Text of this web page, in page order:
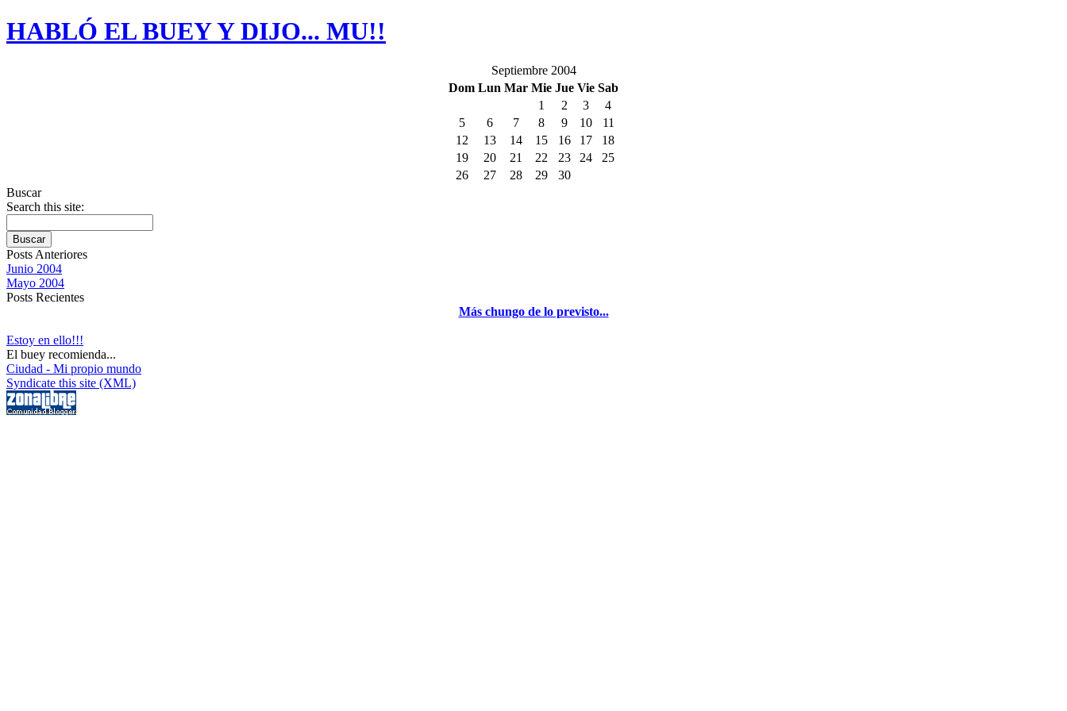
HABLÓ EL BUEY Y DIJO... MU!!
Septiembre 2004
Dom Lun Mar Mie Jue Vie Sab
1
2 3
4
5
6 7 8 9 10
11
12
13 14 15 16 17
18
19
20 21 22 23 24
25
26
27 28 29
30
Buscar
Search this site:
Posts Anteriores
Junio 2004
Mayo 2004
Posts Recientes
Más chungo de lo previsto...
Estoy en ello!!!
El buey recomienda...
Ciudad - Mi propio mundo
Syndicate this site (XML)